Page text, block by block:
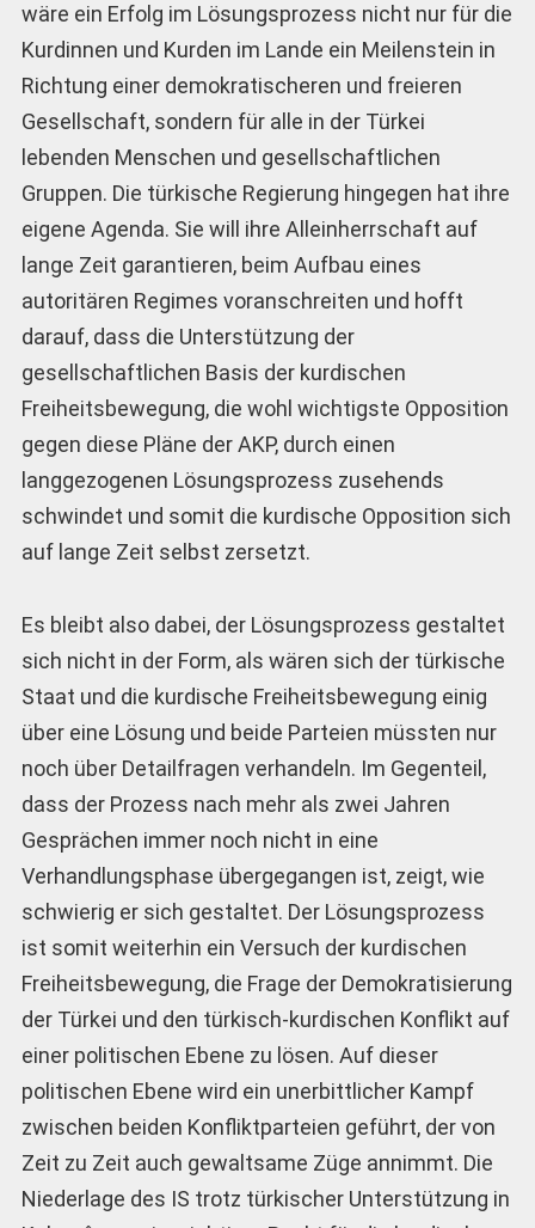
wäre ein Erfolg im Lösungsprozess nicht nur für die
Kurdinnen und Kurden im Lande ein Meilenstein in
Richtung einer demokratischeren und freieren
Gesellschaft, sondern für alle in der Türkei
lebenden Menschen und gesellschaftlichen
Gruppen. Die türkische Regierung hingegen hat ihre
eigene Agenda. Sie will ihre Alleinherrschaft auf
lange Zeit garantieren, beim Aufbau eines
autoritären Regimes voranschreiten und hofft
darauf, dass die Unterstützung der
gesellschaftlichen Basis der kurdischen
Freiheitsbewegung, die wohl wichtigste Opposition
gegen diese Pläne der AKP, durch einen
langgezogenen Lösungsprozess zusehends
schwindet und somit die kurdische Opposition sich
auf lange Zeit selbst zersetzt.
Es bleibt also dabei, der Lösungsprozess gestaltet
sich nicht in der Form, als wären sich der türkische
Staat und die kurdische Freiheitsbewegung einig
über eine Lösung und beide Parteien müssten nur
noch über Detailfragen verhandeln. Im Gegenteil,
dass der Prozess nach mehr als zwei Jahren
Gesprächen immer noch nicht in eine
Verhandlungsphase übergegangen ist, zeigt, wie
schwierig er sich gestaltet. Der Lösungsprozess
ist somit weiterhin ein Versuch der kurdischen
Freiheitsbewegung, die Frage der Demokratisierung
der Türkei und den türkisch-kurdischen Konflikt auf
einer politischen Ebene zu lösen. Auf dieser
politischen Ebene wird ein unerbittlicher Kampf
zwischen beiden Konfliktparteien geführt, der von
Zeit zu Zeit auch gewaltsame Züge annimmt. Die
Niederlage des IS trotz türkischer Unterstützung in